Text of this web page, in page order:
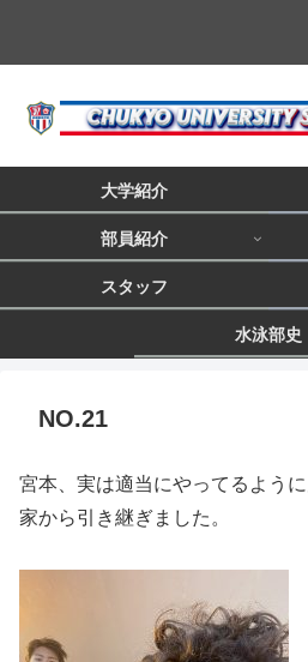
大学紹介
部員紹介
スタッフ
水泳部史
NO.21
宮本、実は適当にやってるよう
家から引き継ぎました。